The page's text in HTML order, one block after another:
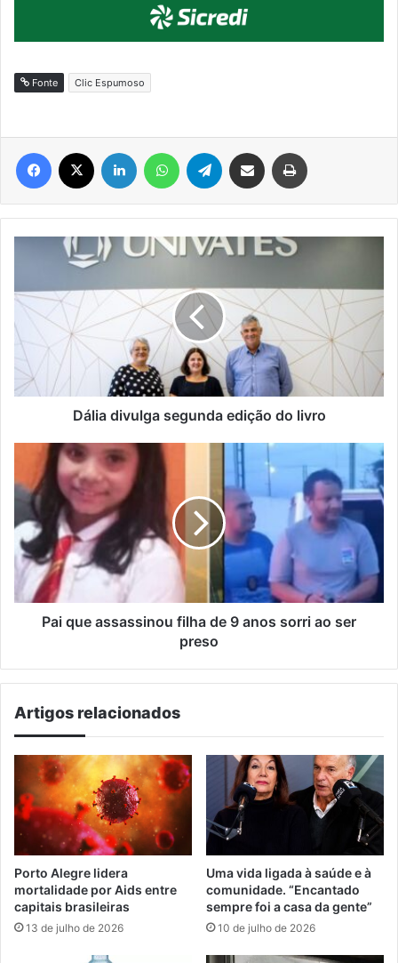
Fonte Clic Espumoso
Facebook Linkedin WhatsAppTelegram Compartilhar via e-mail
edição
livro
Dália divulga segunda edição do livro
assassinou
filha
de
9
anos
sorri
ao
Pai que assassinou filha de 9 anos sorri ao ser
preso
Artigos relacionados
Porto Alegre lidera
mortalidade por Aids entre
capitais brasileiras
13 de julho de 2026
Uma vida ligada à saúde e à
comunidade. “Encantado
sempre foi a casa da gente”
10 de julho de 2026